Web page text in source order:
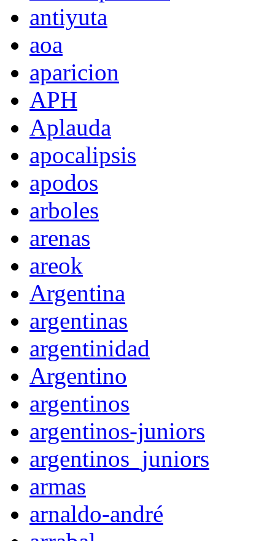
antiyuta
aoa
aparicion
APH
Aplauda
apocalipsis
apodos
arboles
arenas
areok
Argentina
argentinas
argentinidad
Argentino
argentinos
argentinos-juniors
argentinos_juniors
armas
arnaldo-andré